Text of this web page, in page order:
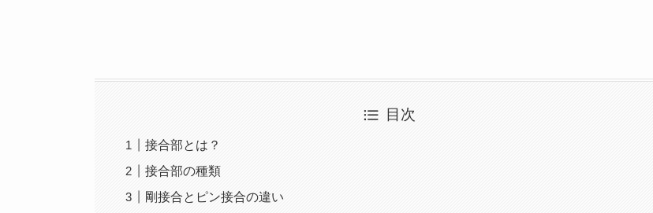
目次
接合部とは？
接合部の種類
剛接合とピン接合の違い